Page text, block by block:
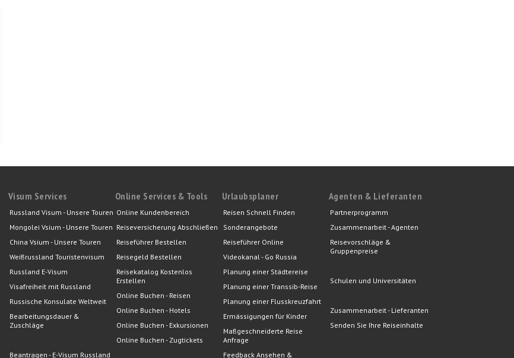
Visum Services
Russland Visum - Unsere Touren
Mongolei Vsium - Unsere Touren
China Vsium - Unsere Touren
Weißrussland Touristenvisum
Russland E-Visum
Visafreiheit mit Russland
Russische Konsulate Weltweit
Bearbeitungsdauer &
Zuschläge
Beantragen - E-Visum Russland
Online Services & Tools
Online Kundenbereich
Reiseversicherung Abschließen
Reiseführer Bestellen
Reisegeld Bestellen
Reisekatalog Kostenlos
Erstellen
Online Buchen - Reisen
Online Buchen - Hotels
Online Buchen - Exkursionen
Online Buchen - Zugtickets
Urlaubsplaner
Reisen Schnell Finden
Sonderangebote
Reiseführer Online
Videokanal - Go Russia
Planung einer Städtereise
Planung einer Transsib-Reise
Planung einer Flusskreuzfahrt
Ermässigungen für Kinder
Maßgeschneiderte Reise
Anfrage
Feedback Ansehen &
Agenten & Lieferanten
Partnerprogramm
Zusammenarbeit - Agenten
Reisevorschläge &
Gruppenpreise
Schulen und Universitäten
Zusammenarbeit - Lieferanten
Senden Sie Ihre Reiseinhalte